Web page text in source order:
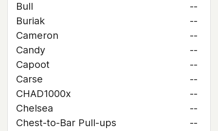
Bull
--
Buriak
--
Cameron
--
Candy
--
Capoot
--
Carse
--
CHAD1000x
--
Chelsea
--
Chest-to-Bar Pull-ups
--